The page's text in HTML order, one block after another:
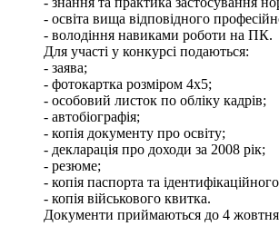
- освіта вища відповідного
- володіння навиками роботи на ПК.
Для участі у конкурсі подаються:
- заява;
- фотокартка розміром 4х5;
- особовий листок по обліку кадрів;
- автобіографія;
- копія документу про освіту;
- декларація про доходи за 2008 рік;
- резюме;
- копія паспорта та
- копія військового квитка.
Документи приймаються до 4 жовтня